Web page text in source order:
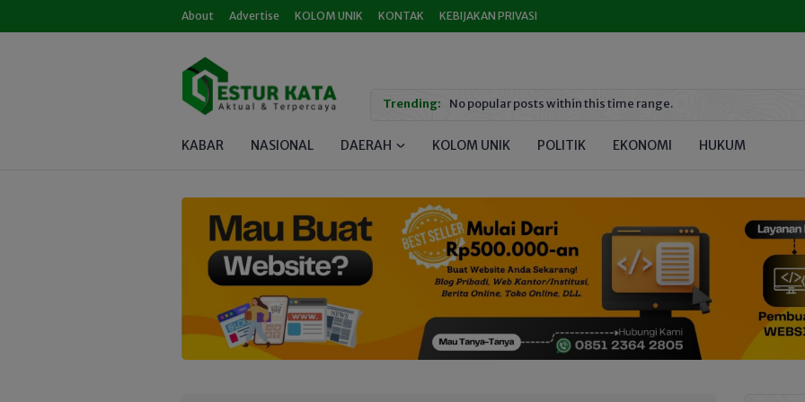
About Advertise KOLOM UNIK KONTAK KEBIJAKAN PRIVASI
Trending: No popular posts within this time range.
KABAR NASIONAL DAERAH KOLOM UNIK POLITIK EKONOMI HUKUM